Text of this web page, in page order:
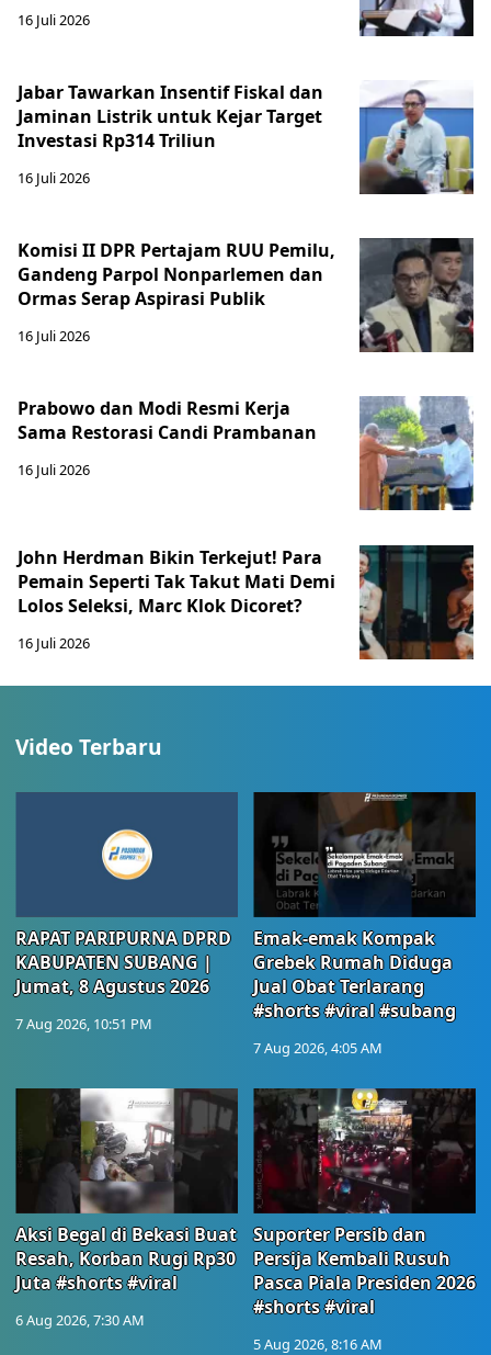
16 Juli 2026
Jabar Tawarkan Insentif Fiskal dan
Jaminan Listrik untuk Kejar Target
Investasi Rp314 Triliun
16 Juli 2026
Komisi II DPR Pertajam RUU Pemilu,
Gandeng Parpol Nonparlemen dan
Ormas Serap Aspirasi Publik
16 Juli 2026
Prabowo dan Modi Resmi Kerja
Sama Restorasi Candi Prambanan
16 Juli 2026
John Herdman Bikin Terkejut! Para
Pemain Seperti Tak Takut Mati Demi
Lolos Seleksi, Marc Klok Dicoret?
16 Juli 2026
Video Terbaru
RAPAT PARIPURNA DPRD
KABUPATEN SUBANG |
Jumat, 8 Agustus 2026
7 Aug 2026, 10:51 PM
Emak-emak Kompak
Grebek Rumah Diduga
Jual Obat Terlarang
#shorts #viral #subang
7 Aug 2026, 4:05 AM
Aksi Begal di Bekasi Buat
Resah, Korban Rugi Rp30
Juta #shorts #viral
6 Aug 2026, 7:30 AM
Suporter Persib dan
Persija Kembali Rusuh
Pasca Piala Presiden 2026
#shorts #viral
5 Aug 2026, 8:16 AM